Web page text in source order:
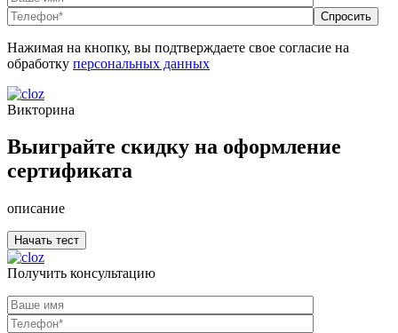
Нажимая на кнопку, вы подтверждаете свое согласие на
обработку персональных данных
Викторина
Выиграйте скидку на оформление
сертификата
описание
Получить консультацию